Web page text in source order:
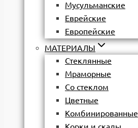
Мусульманские
Еврейские
Европейские
МАТЕРИАЛЫ
Стеклянные
Мраморные
Со стеклом
Цветные
Комбинированные